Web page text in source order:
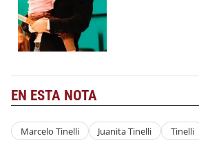
EN ESTA NOTA
Marcelo Tinelli Juanita Tinelli Tinelli